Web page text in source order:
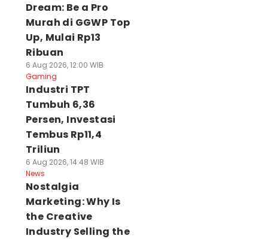
Dream: Be a Pro
Murah di GGWP Top
Up, Mulai Rp13
Ribuan
6 Aug 2026, 12:00 WIB
Gaming
Industri TPT
Tumbuh 6,36
Persen, Investasi
Tembus Rp11,4
Triliun
6 Aug 2026, 14:48 WIB
News
Nostalgia
Marketing: Why Is
the Creative
Industry Selling the